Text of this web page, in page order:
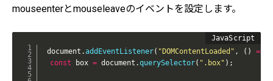
mouseenterとmouseleaveのイベントを設定します。
document .addEventListener( "DOMContentLoaded" , ( ) =>
const box = document .querySelector( ".box" ) ;